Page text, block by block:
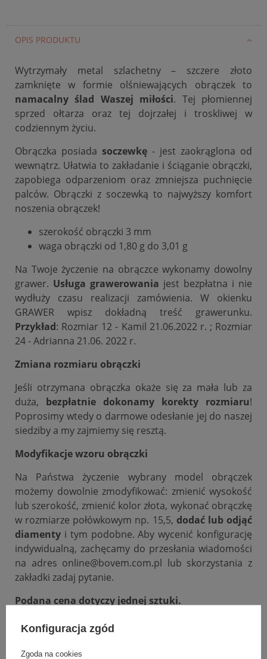
OPIS PRODUKTU
Wytrzymały metal szlachetny – szczere złoto
zamknięte w formie olśniewających obrączek to
namacalny ślad Waszej miłości. Tej płomiennej
sprzed ołtarza oraz tej dojrzałej i troskliwej w
codziennym życiu.
Obrączka posiada soczewkę - jest zaokrąglona od
wewnątrz. Ułatwia to zakładanie i ściąganie obrączki,
zapobiega odparzeniom oraz zmniejsza puchnięcie
palców. Obrączki z soczewką to najwyższy komfort
noszenia obrączek!
szerokość obrączki 3 mm
waga obrączki od 1,80 g do 3,01 g
Na Twoje życzenie na obrączce wykonamy dowolny
grawer. Usługa grawerowania jest bezpłatna i nie
wydłuży czasu realizacji zamówienia. W okienku
GRAWER wpisz dokładną treść grawerunku.
Przykład: Rozmiar 12 - Kamil 21.06.2022 r. ; Rozmiar
24 - Adrianna 21.06. 2022 r.
Zmiana rozmiaru obrączki
Jeśli otrzymana obrączka okaże się za mała lub za
duża, bezpłatnie dokonamy korekty rozmiaru!
Poprosimy wtedy o darmowe odesłanie jej do naszej
siedziby a my zajmiemy się resztą.
Modyfikacje wzoru obrączki
Na Państwa życzenie wybrany model obrączek
możemy dowolnie zmodyfikować: zmienić wysokość
lub szerokość, zmienić kolor złota, wykonać obrączkę
w rozmiarze połówkowym np. 15,5, dodać lub odjąć
diamenty i tym podobne. Aby wycenić konfigurację
indywidualną, zachęcamy do przesłania wiadomości
na adres online@bovem.com.pl lub skorzystania z
zakładki zadaj pytanie.
Podana cena dotyczy jednej sztuki.
Konfiguracja zgód
Zgoda na cookies